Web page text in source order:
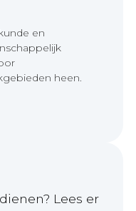
en
heen.
Lees er